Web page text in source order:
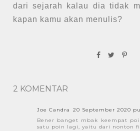
dari sejarah kalau dia tidak
kapan kamu akan menulis?
2 KOMENTAR
Joe Candra
20 September 2020
Bener banget mbak keempat
satu poin lagi, yaitu dari nonton